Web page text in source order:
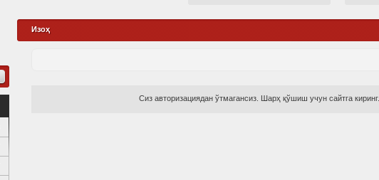
Изоҳ
Сиз авторизациядан ўтмагансиз. Шарҳ қўшиш учун сайтга киринг.